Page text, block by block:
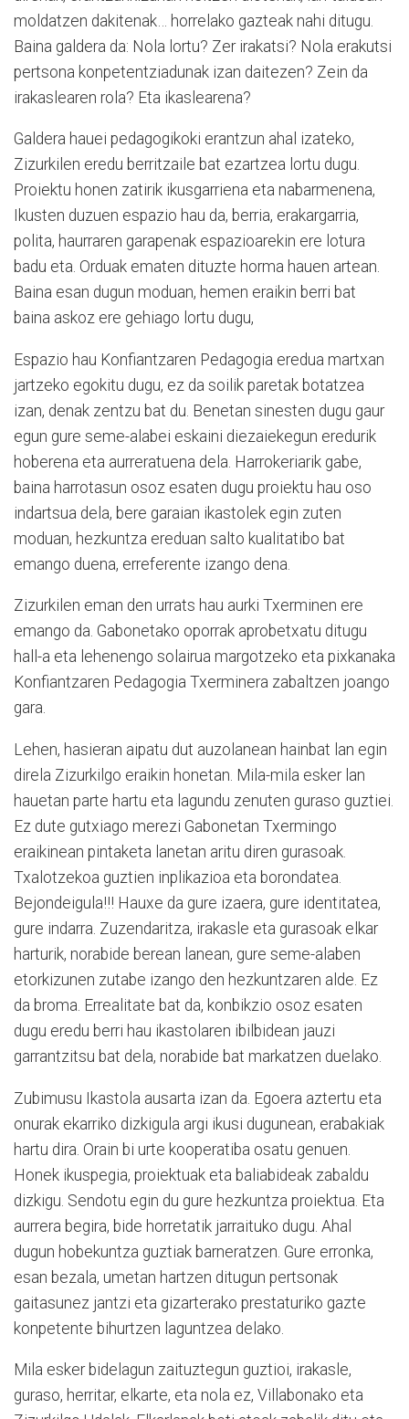
moldatzen dakitenak… horrelako gazteak nahi ditugu.
Baina galdera da: Nola lortu? Zer irakatsi? Nola erakutsi
pertsona konpetentziadunak izan daitezen? Zein da
irakaslearen rola? Eta ikaslearena?
Galdera hauei pedagogikoki erantzun ahal izateko,
Zizurkilen eredu berritzaile bat ezartzea lortu dugu.
Proiektu honen zatirik ikusgarriena eta nabarmenena,
Ikusten duzuen espazio hau da, berria, erakargarria,
polita, haurraren garapenak espazioarekin ere lotura
badu eta. Orduak ematen dituzte horma hauen artean.
Baina esan dugun moduan, hemen eraikin berri bat
baina askoz ere gehiago lortu dugu,
Espazio hau Konfiantzaren Pedagogia eredua martxan
jartzeko egokitu dugu, ez da soilik paretak botatzea
izan, denak zentzu bat du. Benetan sinesten dugu gaur
egun gure seme-alabei eskaini diezaiekegun eredurik
hoberena eta aurreratuena dela. Harrokeriarik gabe,
baina harrotasun osoz esaten dugu proiektu hau oso
indartsua dela, bere garaian ikastolek egin zuten
moduan, hezkuntza ereduan salto kualitatibo bat
emango duena, erreferente izango dena.
Zizurkilen eman den urrats hau aurki Txerminen ere
emango da. Gabonetako oporrak aprobetxatu ditugu
hall-a eta lehenengo solairua margotzeko eta pixkanaka
Konfiantzaren Pedagogia Txerminera zabaltzen joango
gara.
Lehen, hasieran aipatu dut auzolanean hainbat lan egin
direla Zizurkilgo eraikin honetan. Mila-mila esker lan
hauetan parte hartu eta lagundu zenuten guraso guztiei.
Ez dute gutxiago merezi Gabonetan Txermingo
eraikinean pintaketa lanetan aritu diren gurasoak.
Txalotzekoa guztien inplikazioa eta borondatea.
Bejondeigula!!! Hauxe da gure izaera, gure identitatea,
gure indarra. Zuzendaritza, irakasle eta gurasoak elkar
harturik, norabide berean lanean, gure seme-alaben
etorkizunen zutabe izango den hezkuntzaren alde. Ez
da broma. Errealitate bat da, konbikzio osoz esaten
dugu eredu berri hau ikastolaren ibilbidean jauzi
garrantzitsu bat dela, norabide bat markatzen duelako.
Zubimusu Ikastola ausarta izan da. Egoera aztertu eta
onurak ekarriko dizkigula argi ikusi dugunean, erabakiak
hartu dira. Orain bi urte kooperatiba osatu genuen.
Honek ikuspegia, proiektuak eta baliabideak zabaldu
dizkigu. Sendotu egin du gure hezkuntza proiektua. Eta
aurrera begira, bide horretatik jarraituko dugu. Ahal
dugun hobekuntza guztiak barneratzen. Gure erronka,
esan bezala, umetan hartzen ditugun pertsonak
gaitasunez jantzi eta gizarterako prestaturiko gazte
konpetente bihurtzen laguntzea delako.
Mila esker bidelagun zaituztegun guztioi, irakasle,
guraso, herritar, elkarte, eta nola ez, Villabonako eta